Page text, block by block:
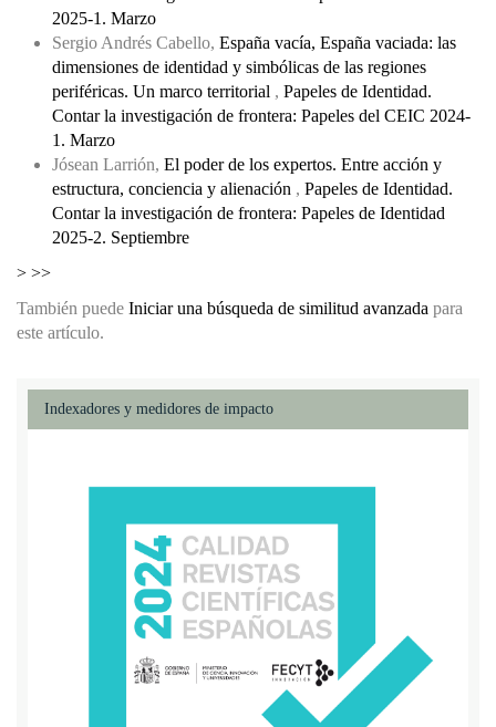
2025-1. Marzo
Sergio Andrés Cabello, España vacía, España vaciada: las
dimensiones de identidad y simbólicas de las regiones
periféricas. Un marco territorial , Papeles de Identidad.
Contar la investigación de frontera: Papeles del CEIC 2024-
1. Marzo
Jósean Larrión, El poder de los expertos. Entre acción y
estructura, conciencia y alienación , Papeles de Identidad.
Contar la investigación de frontera: Papeles de Identidad
2025-2. Septiembre
> >>
También puede Iniciar una búsqueda de similitud avanzada para
este artículo.
Indexadores y medidores de impacto